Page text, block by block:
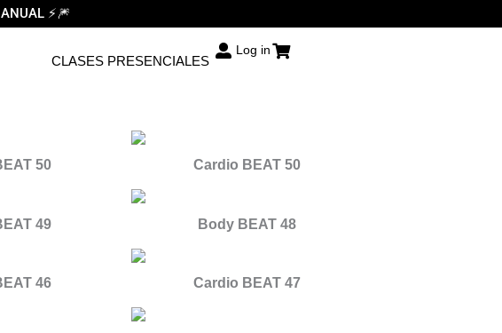
⚡🎆
CLASES PRESENCIALES
Log in
50 Cardio BEAT 50
49 Body BEAT 48
46 Cardio BEAT 47